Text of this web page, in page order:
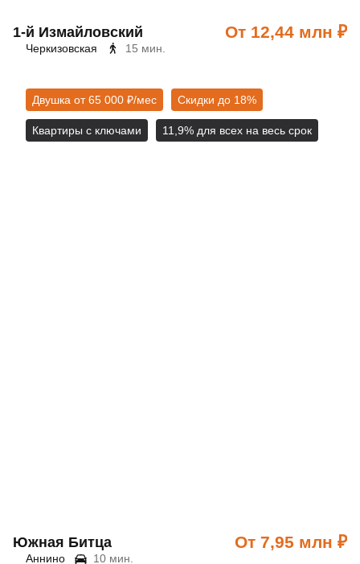
1‑й Измайловский От 12,44 млн ₽
Черкизовская 15 мин.
Двушка от 65 000 ₽/мес Скидки до 18%
Квартиры с ключами 11,9% для всех на весь срок
Южная Битца От 7,95 млн ₽
Аннино 10 мин.